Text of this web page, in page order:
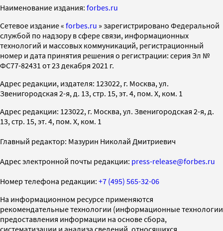
Наименование издания: forbes.ru
Cетевое издание « forbes.ru » зарегистрировано Федеральной
службой по надзору в сфере связи, информационных
технологий и массовых коммуникаций, регистрационный
номер и дата принятия решения о регистрации: серия Эл №
ФС77-82431 от 23 декабря 2021 г.
Адрес редакции, издателя: 123022, г. Москва, ул.
Звенигородская 2-я, д. 13, стр. 15, эт. 4, пом. X, ком. 1
Адрес редакции: 123022, г. Москва, ул. Звенигородская 2-я, д.
13, стр. 15, эт. 4, пом. X, ком. 1
Главный редактор: Мазурин Николай Дмитриевич
Адрес электронной почты редакции: press-release@forbes.ru
Номер телефона редакции: +7 (495) 565-32-06
На информационном ресурсе применяются
рекомендательные технологии (информационные технологии
предоставления информации на основе сбора,
систематизации и анализа сведений, относящихся